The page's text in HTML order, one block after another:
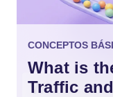
CONCEPTOS
What is
Traffic